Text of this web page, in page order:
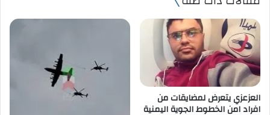
ا
إ
ل
ك
ر
العزعزي يتعرض لمضايقات من
افراد امن الخطوط الجوية اليمنية